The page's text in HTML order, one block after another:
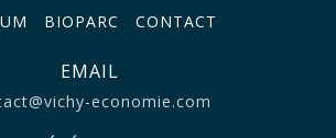
BIOPARC CONTACT
EMAIL
economie.com